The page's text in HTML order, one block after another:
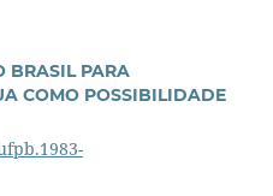
BRASIL PARA
COMO POSSIBILIDADE